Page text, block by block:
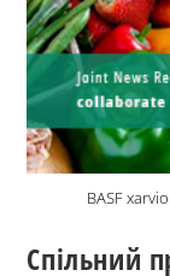
BASF
Спільний